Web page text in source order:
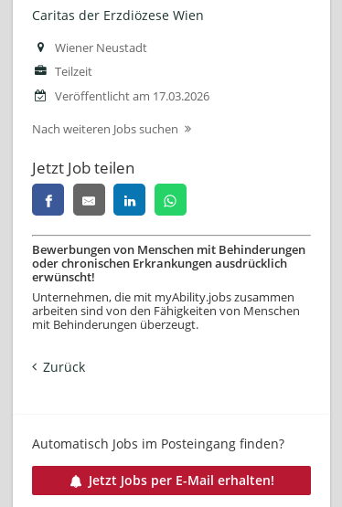
Caritas der Erzdiözese Wien
Wiener Neustadt
Teilzeit
Veröffentlicht am 17.03.2026
Nach weiteren Jobs suchen
Jetzt Job teilen
Bewerbungen von Menschen mit Behinderungen
oder chronischen Erkrankungen ausdrücklich
erwünscht!
Unternehmen, die mit myAbility.jobs zusammen
arbeiten sind von den Fähigkeiten von Menschen
mit Behinderungen überzeugt.
Zurück
Automatisch Jobs im Posteingang finden?
Jetzt Jobs per E-Mail erhalten!